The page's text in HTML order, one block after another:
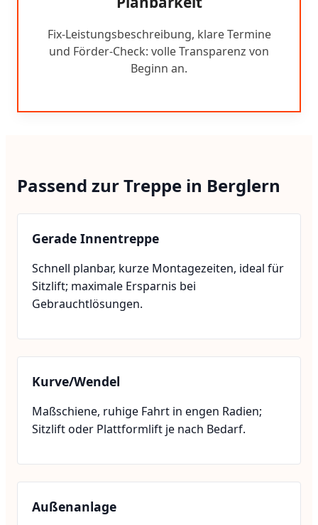
Fix-Leistungsbeschreibung, klare Termine
und Förder-Check: volle Transparenz von
Beginn an.
Passend zur Treppe in Berglern
Gerade Innentreppe
Schnell planbar, kurze Montagezeiten, ideal für
Sitzlift; maximale Ersparnis bei
Gebrauchtlösungen.
Kurve/Wendel
Maßschiene, ruhige Fahrt in engen Radien;
Sitzlift oder Plattformlift je nach Bedarf.
Außenanlage